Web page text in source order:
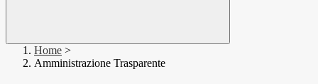
Home >
Amministrazione Trasparente